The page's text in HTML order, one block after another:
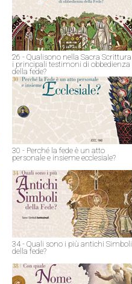
26 - Qualisono nella Sacra Scrittura
i principali testimoni di obbedienza
della fede?
30 - Perché la fede è un atto
personale e insieme ecclesiale?
34 - Quali sono i più antichi Simboli
della fede?